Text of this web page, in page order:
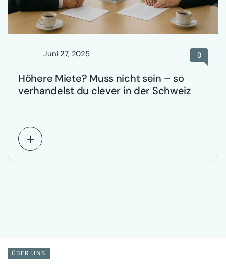
Juni 27, 2025 0
Höhere Miete? Muss nicht sein – so
verhandelst du clever in der Schweiz
ÜBER UNS